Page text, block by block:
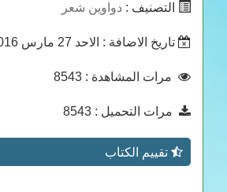
التصنيف : دواوين شعر
تاريخ الاضافة : الاحد 27 مارس 2016
مرات المشاهدة : 8543
مرات التحميل : 8543
تقييم الكتاب